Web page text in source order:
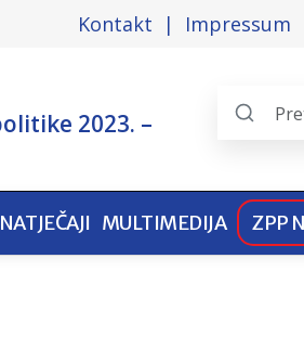
Kontakt Impressum
2023. –
Search
pages
NATJEČAJI MULTIMEDIJA ZPP